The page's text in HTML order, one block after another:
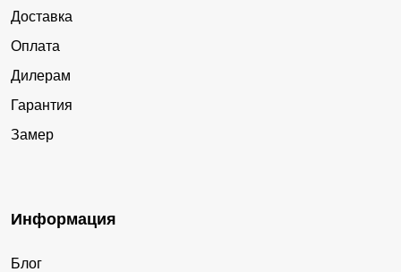
Доставка
Оплата
Дилерам
Гарантия
Замер
Информация
Блог